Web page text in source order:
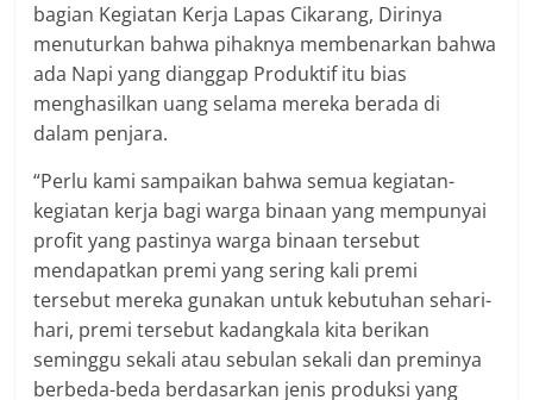
bagian Kegiatan Kerja Lapas Cikarang, Dirinya
menuturkan bahwa pihaknya membenarkan bahwa
ada Napi yang dianggap Produktif itu bias
menghasilkan uang selama mereka berada di
dalam penjara.
“Perlu kami sampaikan bahwa semua kegiatan-
kegiatan kerja bagi warga binaan yang mempunyai
profit yang pastinya warga binaan tersebut
mendapatkan premi yang sering kali premi
tersebut mereka gunakan untuk kebutuhan sehari-
hari, premi tersebut kadangkala kita berikan
seminggu sekali atau sebulan sekali dan preminya
berbeda-beda berdasarkan jenis produksi yang